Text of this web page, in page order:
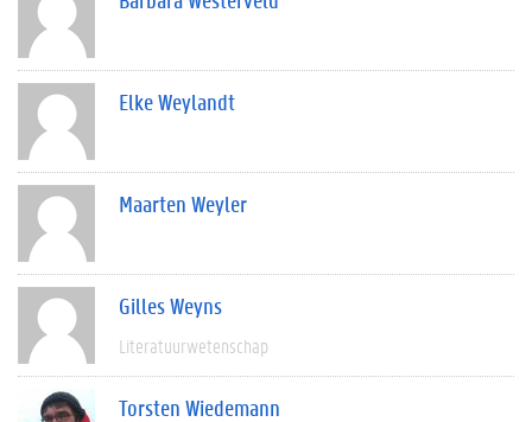
Elke Weylandt
Maarten Weyler
Gilles Weyns
Literatuurwetenschap
Torsten Wiedemann